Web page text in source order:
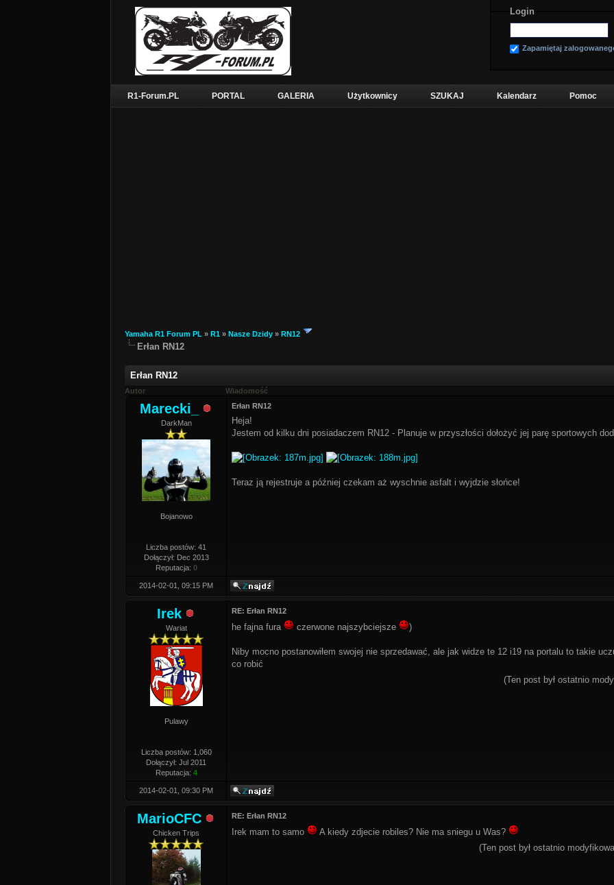
Login
Zapamiętaj
R1-Forum.PL PORTAL GALERIA Użytkownicy SZUKAJ Kalendarz Pomoc
Yamaha R1 Forum PL » R1 » Nasze Dzidy » RN12
Erłan RN12
Erłan RN12
Autor Wiadomość
Marecki_
DarkMan
Bojanowo
Liczba postów: 41
Dołączył: Dec 2013
Reputacja: 0
Erłan RN12
Heja!
Jestem od kilku dni posiadaczem RN12 - Planuje w przyszłości dołożyć jej parę sportowych
Teraz ją rejestruje a później czekam aż wyschnie asfalt i wyjdzie słońce!
2014-02-01, 09:15 PM
Irek
Wariat
Pulawy
Liczba postów: 1,060
Dołączył: Jul 2011
Reputacja: 4
RE: Erłan RN12
he fajna fura czerwone najszybciejsze )
Niby mocno postanowiłem swojej nie sprzedawać, ale jak widze te 12 i19 na portalu to takie
co robić
(Ten post był ostatnio
2014-02-01, 09:30 PM
MarioCFC
Chicken Trips
RE: Erłan RN12
Irek mam to samo
A kiedy zdjecie robiles? Nie ma sniegu u Was?
(Ten post był ostatnio